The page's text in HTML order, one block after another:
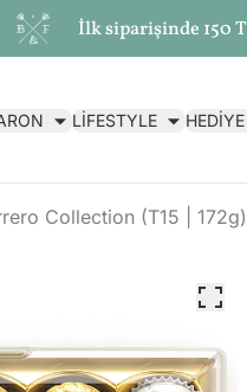
İlk siparişinde 150
LİFESTYLE
Collection (T15 | 172g)